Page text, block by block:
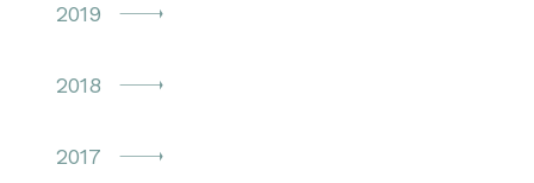
2019
2018
2017